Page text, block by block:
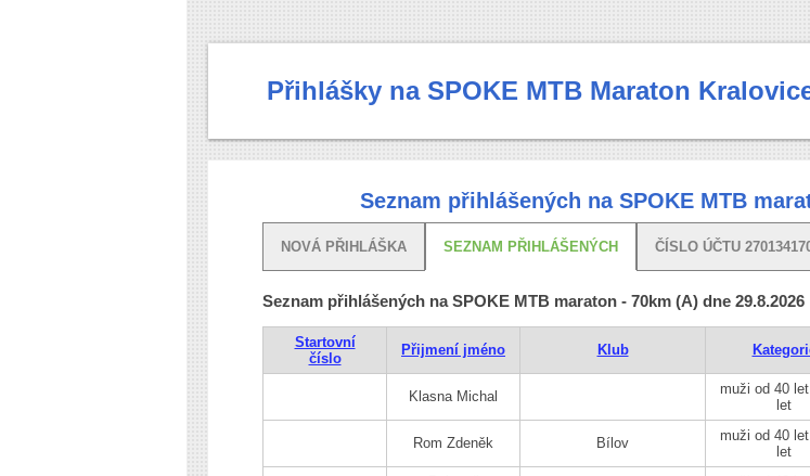
Přihlášky na SPOKE MTB Maraton
Seznam přihlášených na SPOKE MTB
NOVÁ PŘIHLÁŠKA SEZNAM PŘIHLÁŠENÝCH ČÍSLO ÚČTU
Seznam přihlášených na SPOKE MTB maraton - 70km (A) dne 29.8.2026
Startovní
číslo
Přijmení jméno Klub
Klasna Michal
muži od 40
let
Rom Zdeněk Bílov
muži od 40
let